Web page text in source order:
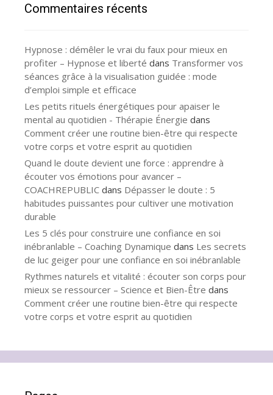
Commentaires récents
Hypnose : démêler le vrai du faux pour mieux en
profiter – Hypnose et liberté dans Transformer vos
séances grâce à la visualisation guidée : mode
d’emploi simple et efficace
Les petits rituels énergétiques pour apaiser le
mental au quotidien - Thérapie Énergie dans
Comment créer une routine bien-être qui respecte
votre corps et votre esprit au quotidien
Quand le doute devient une force : apprendre à
écouter vos émotions pour avancer –
COACHREPUBLIC dans Dépasser le doute : 5
habitudes puissantes pour cultiver une motivation
durable
Les 5 clés pour construire une confiance en soi
inébranlable – Coaching Dynamique dans Les secrets
de luc geiger pour une confiance en soi inébranlable
Rythmes naturels et vitalité : écouter son corps pour
mieux se ressourcer – Science et Bien-Être dans
Comment créer une routine bien-être qui respecte
votre corps et votre esprit au quotidien